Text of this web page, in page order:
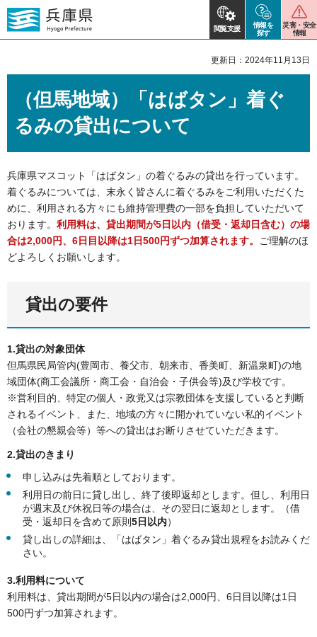
閲覧支援
情報を
探す
災害・安全
情報
更新日：2024年11月13日
（但馬地域）「はばタン」着ぐ
るみの貸出について
兵庫県マスコット「はばタン」の着ぐるみの貸出を行っています。
着ぐるみについては、末永く皆さんに着ぐるみをご利用いただくた
めに、利用される方々にも維持管理費の一部を負担していただいて
おります。 利用料は、貸出期間が5日以内（借受・返却日含む）の場
合は2,000円、6日目以降は1日500円ずつ加算されます。
ご理解のほ
どよろしくお願いします。
貸出の要件
1.貸出の対象団体
但馬県民局管内(豊岡市、養父市、朝来市、香美町、新温泉町)の地
域団体(商工会議所・商工会・自治会・子供会等)及び学校です。
※営利目的、特定の個人・政党又は宗教団体を支援していると判断
されるイベント、また、地域の方々に開かれていない私的イベント
（会社の懇親会等）等への貸出はお断りさせていただきます。
2.貸出のきまり
申し込みは先着順としております。
利用日の前日に貸し出し、終了後即返却とします。但し、利用日
が週末及び休祝日等の場合は、その翌日に返却とします。（借
受・返却日を含めて原則 5日以内）
貸し出しの詳細は、「はばタン」着ぐるみ貸出規程をお読みくだ
さい。
3.利用料について
利用料は、貸出期間が5日以内の場合は2,000円、6日目以降は1日
500円ずつ加算されます。